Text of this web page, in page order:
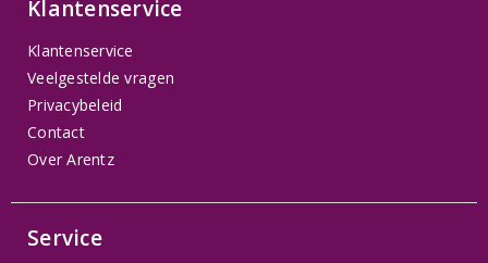
Klantenservice
Klantenservice
Veelgestelde vragen
Privacybeleid
Contact
Over Arentz
Service